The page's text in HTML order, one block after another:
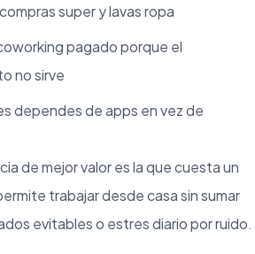
super y lavas ropa
pagado porque el
no sirve
dependes de apps en vez de
de mejor valor es la que cuesta un
trabajar desde casa sin sumar
evitables o estres diario por ruido.